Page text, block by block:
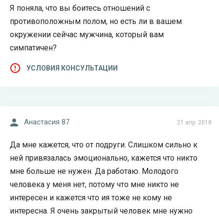
Я поняла, что вы боитесь отношений с
противоположным полом, но есть ли в вашем
окружении сейчас мужчина, который вам
симпатичен?
УСЛОВИЯ КОНСУЛЬТАЦИИ
21 апр. 2018
Анастасия 87
Да мне кажется, что от подруги. Слишком сильно к
ней привязалась эмоционально, кажется что никто
мне больше не нужен. Да работаю. Молодого
человека у меня нет, потому что мне никто не
интересен и кажется что ия тоже не кому не
интересна. Я очень закрытый человек мне нужно